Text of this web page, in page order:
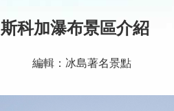
斯科加瀑布景區介紹
編輯：冰島著名景點